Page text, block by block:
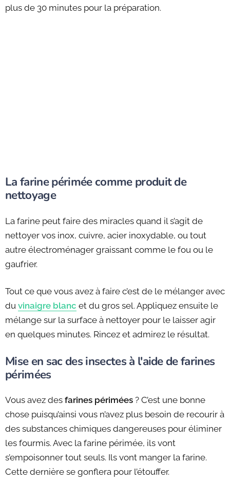
plus de 30 minutes pour la préparation.
La farine périmée comme produit de
nettoyage
La farine peut faire des miracles quand il s’agit de
nettoyer vos inox, cuivre, acier inoxydable, ou tout
autre électroménager graissant comme le fou ou le
gaufrier.
Tout ce que vous avez à faire c’est de le mélanger avec
du vinaigre blanc et du gros sel. Appliquez ensuite le
mélange sur la surface à nettoyer pour le laisser agir
en quelques minutes. Rincez et admirez le résultat.
Mise en sac des insectes à l'aide de farines
périmées
Vous avez des farines périmées ? C’est une bonne
chose puisqu’ainsi vous n’avez plus besoin de recourir à
des substances chimiques dangereuses pour éliminer
les fourmis. Avec la farine périmée, ils vont
s’empoisonner tout seuls. Ils vont manger la farine.
Cette dernière se gonflera pour l’étouffer.